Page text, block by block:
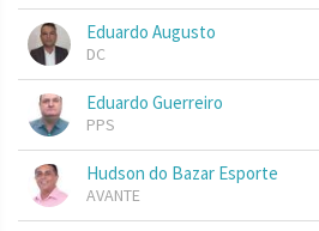
Eduardo Augusto
DC
Eduardo Guerreiro
PPS
Hudson do Bazar Esporte
AVANTE